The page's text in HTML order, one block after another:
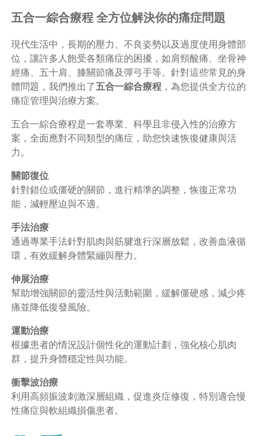
五合一綜合療程 全方位解決你的痛症問題
現代生活中，長期的壓力、不良姿勢以及過度使用身體部
位，讓許多人飽受各類痛症的困擾，如肩頸酸痛、坐骨神
經痛、五十肩、膝關節痛及彈弓手等。針對這些常見的身
體問題，我們推出了五合一綜合療程，為您提供全方位的
痛症管理與治療方案。
五合一綜合療程是一套專業、科學且非侵入性的治療方
案，全面應對不同類型的痛症，助您快速恢復健康與活
力。
關節復位
針對錯位或僵硬的關節，進行精準的調整，恢復正常功
能，減輕壓迫與不適。
手法治療
通過專業手法針對肌肉與筋腱進行深層放鬆，改善血液循
環，有效緩解身體緊繃與壓力。
伸展治療
幫助增強關節的靈活性與活動範圍，緩解僵硬感，減少疼
痛並降低復發風險。
運動治療
根據患者的情況設計個性化的運動計劃，強化核心肌肉
群，提升身體穩定性與功能。
衝擊波治療
利用高頻振波刺激深層組織，促進炎症修復，特別適合慢
性痛症與軟組織損傷患者。